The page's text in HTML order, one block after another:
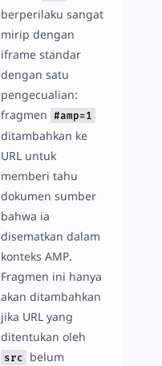
berperilaku sangat
mirip dengan
iframe standar
dengan satu
pengecualian:
fragmen #amp=1
ditambahkan ke
URL untuk
memberi tahu
dokumen sumber
bahwa ia
disematkan dalam
konteks AMP.
Fragmen ini hanya
akan ditambahkan
jika URL yang
ditentukan oleh
src
belum